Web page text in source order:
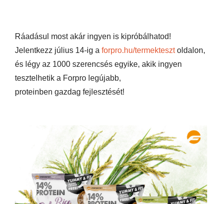
Ráadásul most akár ingyen is kipróbálhatod!
Jelentkezz július 14-ig a forpro.hu/termektesztoldalon,
és légy az 1000 szerencsés egyike, akik ingyen
tesztelhetik a Forpro legújabb,
proteinben gazdag fejlesztését!